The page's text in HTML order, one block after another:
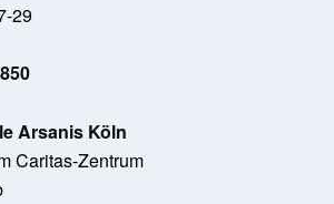
29
Arsanis Köln
Caritas-Zentrum